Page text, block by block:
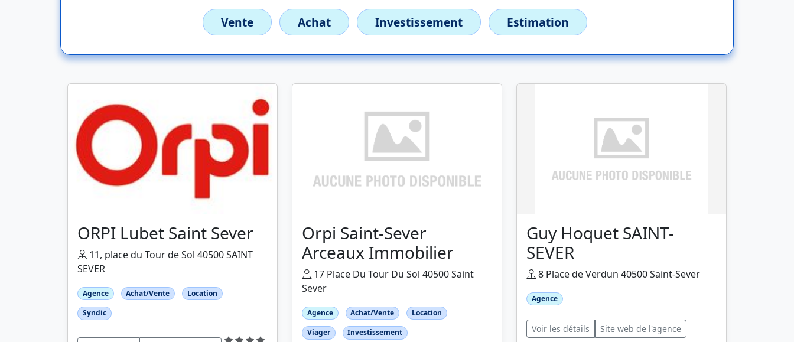
Vente
Achat Investissement Estimation
ORPI Lubet Saint Sever
11, place du Tour de Sol 40500 SAINT
SEVER
Agence Achat/Vente
Location
Syndic
Orpi Saint-Sever
Arceaux Immobilier
17 Place Du Tour Du Sol 40500 Saint
Sever
Agence Achat/Vente
Location
Viager
Investissement
Guy Hoquet SAINT-
SEVER
8 Place de Verdun 40500 Saint-Sever
Agence
Voir les détails Site web de l'agence